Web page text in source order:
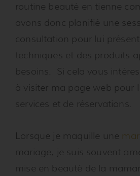
routine beauté en tienne
avons donc planifié une
consultation pour lui
techniques et des produits
besoins. Si cela vous
à visiter ma page web pour
services et de réservations.
Lorsque je maquille une
mariage, je suis souvent
mise en beauté de la